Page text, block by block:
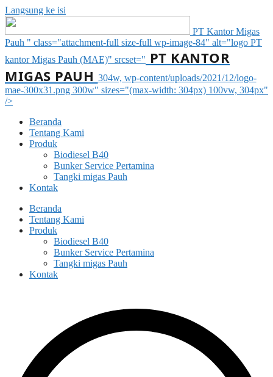
Langsung ke isi
PT Kantor Migas
Pauh " class="attachment-full size-full wp-image-84" alt="logo PT
kantor Migas Pauh (MAE)" srcset=" PT KANTOR
MIGAS PAUH 304w, wp-content/uploads/2021/12/logo-
mae-300x31.png 300w" sizes="(max-width: 304px) 100vw, 304px"
/>
Beranda
Tentang Kami
Produk
Biodiesel B40
Bunker Service Pertamina
Tangki migas Pauh
Kontak
Beranda
Tentang Kami
Produk
Biodiesel B40
Bunker Service Pertamina
Tangki migas Pauh
Kontak